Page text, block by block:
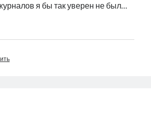
я бы так уверен не был…